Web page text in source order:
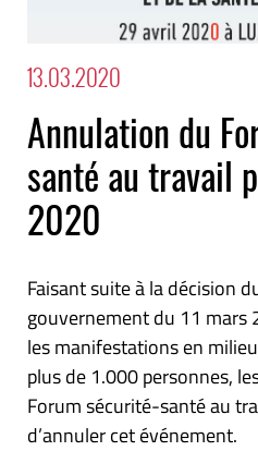
13.03.2020
Annulation du
santé au travail
2020
Faisant suite à la décision
gouvernement du 11 mars
les manifestations en
plus de 1.000 personnes,
Forum sécurité-santé au
d’annuler cet événement.